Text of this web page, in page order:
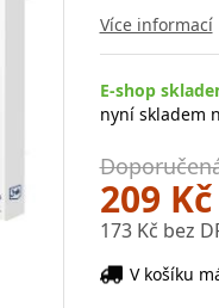
Více informací
E-shop
nyní skladem
209 Kč
173 Kč bez
V košíku